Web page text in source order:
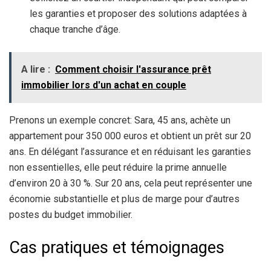
les garanties et proposer des solutions adaptées à
chaque tranche d’âge.
A lire : Comment choisir l'assurance prêt
immobilier lors d'un achat en couple
Prenons un exemple concret: Sara, 45 ans, achète un
appartement pour 350 000 euros et obtient un prêt sur 20
ans. En délégant l’assurance et en réduisant les garanties
non essentielles, elle peut réduire la prime annuelle
d’environ 20 à 30 %. Sur 20 ans, cela peut représenter une
économie substantielle et plus de marge pour d’autres
postes du budget immobilier.
Cas pratiques et témoignages